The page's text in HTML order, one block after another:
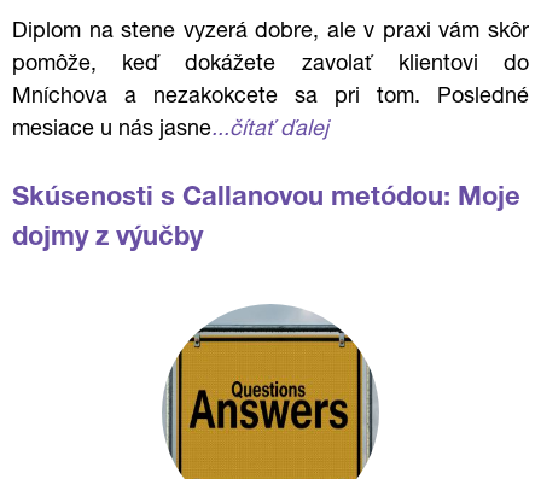
Diplom na stene vyzerá dobre, ale v praxi vám skôr
pomôže, keď dokážete zavolať klientovi do
Mníchova a nezakokcete sa pri tom. Posledné
mesiace u nás jasne...čítať ďalej
Skúsenosti s Callanovou metódou: Moje
dojmy z výučby